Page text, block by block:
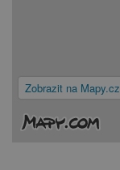
Zobrazit na Mapy.cz